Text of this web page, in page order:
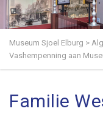
Museum Sjoel Elburg >
Vashempenning aan
Familie